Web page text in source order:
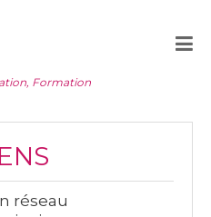
Formation
réseau